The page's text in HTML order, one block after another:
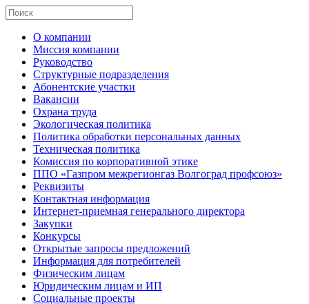
О компании
Миссия компании
Руководство
Структурные подразделения
Абонентские участки
Вакансии
Охрана труда
Экологическая политика
Политика обработки персональных данных
Техническая политика
Комиссия по корпоративной этике
ППО «Газпром межрегионгаз Волгоград профсоюз»
Реквизиты
Контактная информация
Интернет-приемная генерального директора
Закупки
Конкурсы
Открытые запросы предложений
Информация для потребителей
Физическим лицам
Юридическим лицам и ИП
Социальные проекты